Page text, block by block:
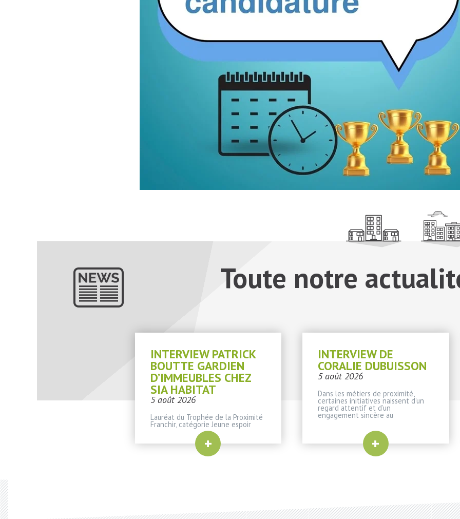
Toute notre
INTERVIEW PATRICK
BOUTTE GARDIEN
D’IMMEUBLES CHEZ
SIA HABITAT
5 août 2026
Lauréat du Trophée de la Proximité
Franchir, catégorie Jeune espoir
+
INTERVIEW DE
CORALIE DUBUISSON
5 août 2026
Dans les métiers de proximité,
certaines initiatives naissent d’un
regard attentif et d’un
engagement sincère au
+